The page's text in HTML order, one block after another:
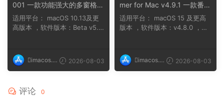
001 一款功能强大的多窗格文
件管理器
适用平台： macOS 10.13及更
高版本 ，软件版本：Beta v5.3.
imacos.t
op
2026-08-03
mer for Mac v4.9.1 一款番茄
工作法计时器
适用平台： macOS 15 及更高
版本 ，软件版本：v4.8.0 ，架
imacos.t
op
2026-08-03
评论 0